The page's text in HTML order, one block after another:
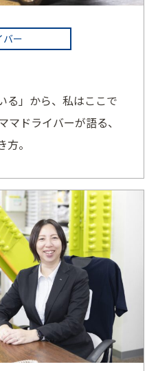
バー
る」から、私はここで
マドライバーが語る、
。